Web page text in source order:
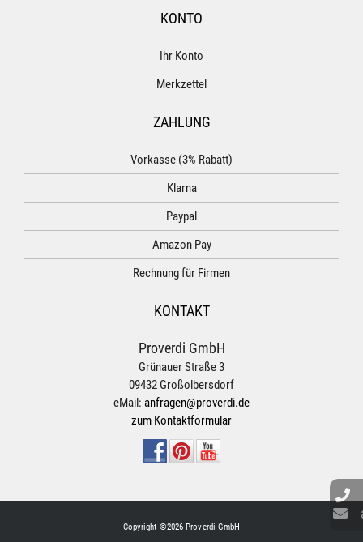
KONTO
Ihr Konto
Merkzettel
ZAHLUNG
Vorkasse (3% Rabatt)
Klarna
Paypal
Amazon Pay
Rechnung für Firmen
KONTAKT
Proverdi GmbH
Grünauer Straße 3
09432 Großolbersdorf
eMail: anfragen@proverdi.de
zum Kontaktformular
Copyright ©2026 Proverdi GmbH